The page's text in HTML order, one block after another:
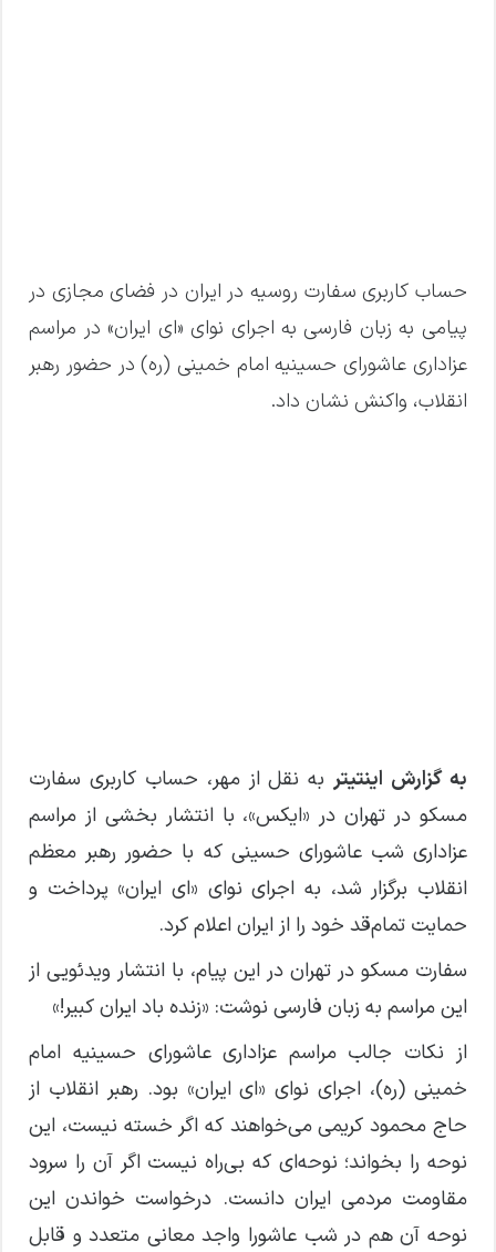
حساب کاربری سفارت روسیه در ایران در فضای مجازی در
پیامی به زبان فارسی به اجرای نوای «ای ایران» در مراسم
عزاداری عاشورای حسینیه امام خمینی (ره) در حضور رهبر
انقلاب، واکنش نشان داد.
به گزارش اینتیتربه نقل از مهر، حساب کاربری سفارت
مسکو در تهران در «ایکس»، با انتشار بخشی از مراسم
عزاداری شب عاشورای حسینی که با حضور رهبر معظم
انقلاب برگزار شد، به اجرای نوای «ای ایران» پرداخت و
حمایت تمام‌قد خود را از ایران اعلام کرد.
سفارت مسکو در تهران در این پیام، با انتشار ویدئویی از
این مراسم به زبان فارسی نوشت: «زنده باد ایران کبیر!»
از نکات جالب مراسم عزاداری عاشورای حسینیه امام
خمینی (ره)، اجرای نوای «ای ایران» بود. رهبر انقلاب از
حاج محمود کریمی می‌خواهند که اگر خسته نیست، این
نوحه را بخواند؛ نوحه‌ای که بی‌راه نیست اگر آن را سرود
مقاومت مردمی ایران دانست. درخواست خواندن این
نوحه آن هم در شب عاشورا واجد معانی متعدد و قابل